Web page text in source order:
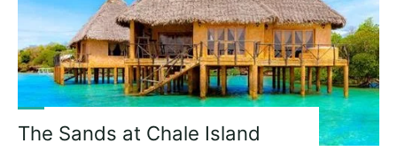
The Sands at Chale Island